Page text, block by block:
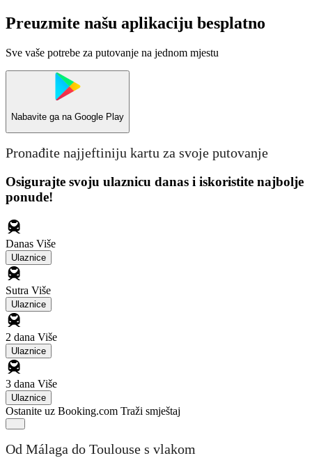
Preuzmite našu aplikaciju besplatno
Sve vaše potrebe za putovanje na jednom mjestu
Nabavite ga na Google Play
Pronađite najjeftiniju kartu za svoje putovanje
Osigurajte svoju ulaznicu danas i iskoristite najbolje
ponude!
Danas Više
Ulaznice
Sutra Više
Ulaznice
2 dana Više
Ulaznice
3 dana Više
Ulaznice
Ostanite uz Booking.com Traži smještaj
Od Málaga do Toulouse s vlakom